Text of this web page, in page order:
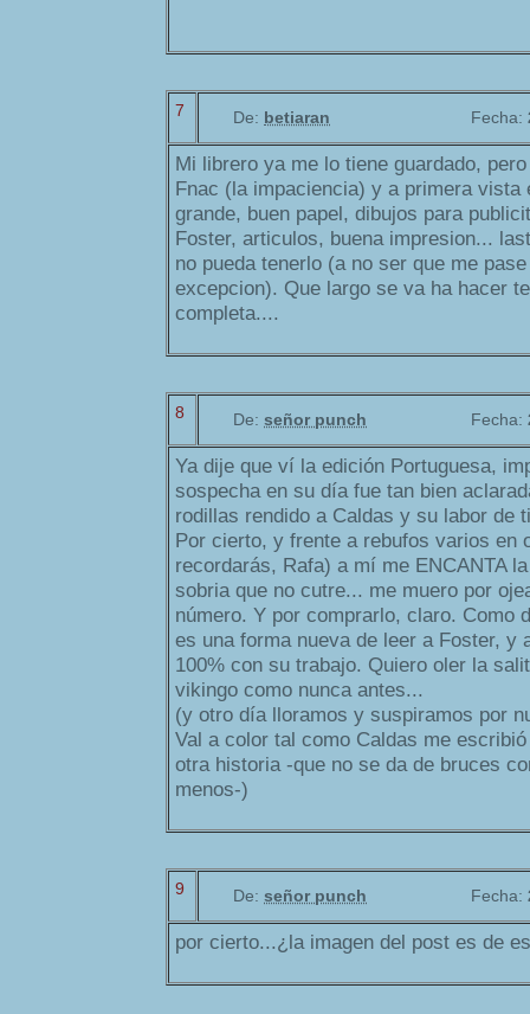
7 De: betiaran Fecha:
Mi librero ya me lo tiene guardado,
Fnac (la impaciencia) y a primera vista
grande, buen papel, dibujos para
Foster, articulos, buena impresion...
no pueda tenerlo (a no ser que me
excepcion). Que largo se va ha hacer
completa....
8 De: señor punch Fecha:
Ya dije que ví la edición Portuguesa,
sospecha en su día fue tan bien
rodillas rendido a Caldas y su labor de
Por cierto, y frente a rebufos varios en
recordarás, Rafa) a mí me ENCANTA
sobria que no cutre... me muero por
número. Y por comprarlo, claro. Como
es una forma nueva de leer a Foster, y
100% con su trabajo. Quiero oler la
vikingo como nunca antes...
(y otro día lloramos y suspiramos por
Val a color tal como Caldas me
otra historia -que no se da de bruces
menos-)
9 De: señor punch Fecha:
por cierto...¿la imagen del post es de